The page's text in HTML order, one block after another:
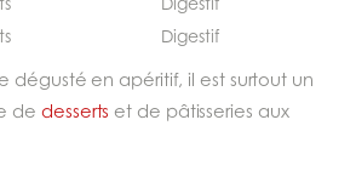
Digestif
dégusté en apéritif, il est surtout un
dedesserts et de pâtisseries aux